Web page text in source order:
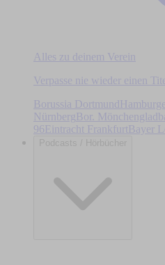
Alles zu deinem Verein
Verpasse nie wieder einen
Borussia Dortmund
Nürnberg Bor.
96Eintracht Frankfurt Bayer
Podcasts / Hörbücher